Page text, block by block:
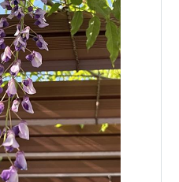
建された。
←「伊丹駅（HS20）」